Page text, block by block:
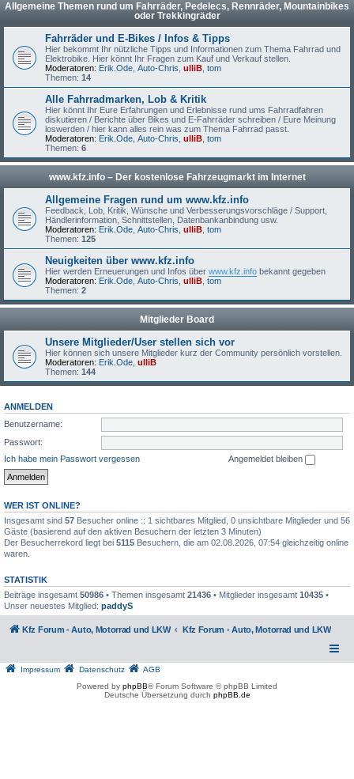
Allgemeine Themen rund um Fahrräder, Pedelecs, Rennräder, Mountainbikes
oder Trekkingräder
Fahrräder und E-Bikes / Infos & Tipps
Hier bekommt Ihr nützliche Tipps und Informationen zum Thema Fahrrad und
Elektrobike. Hier könnt Ihr Fragen zum Kauf und Verkauf stellen.
Moderatoren: Erik.Ode Auto-Chris ulliB tom
Themen: 14
Alle Fahrradmarken, Lob & Kritik
Hier könnt Ihr Eure Erfahrungen und Erlebnisse rund ums Fahrradfahren
diskutieren / Berichte über Bikes und E-Fahrräder schreiben / Eure Meinung
loswerden / hier kann alles rein was zum Thema Fahrrad passt.
Moderatoren: Erik.Ode Auto-Chris ulliB tom
Themen: 6
www.kfz.info – Der kostenlose Fahrzeugmarkt im Internet
Allgemeine Fragen rund um www.kfz.info
Feedback, Lob, Kritik, Wünsche und Verbesserungsvorschläge / Support,
Händlerinformation, Schnittstellen, Datenbankanbindung usw.
Moderatoren: Erik.Ode Auto-Chris ulliB tom
Themen: 125
Neuigkeiten über www.kfz.info
Hier werden Erneuerungen und Infos über www.kfz.info bekannt gegeben
Moderatoren: Erik.Ode Auto-Chris ulliB tom
Themen: 2
Mitglieder Board
Unsere Mitglieder/User stellen sich vor
Hier können sich unsere Mitglieder kurz der Community persönlich vorstellen.
Moderatoren: Erik.Ode ulliB
Themen: 144
ANMELDEN
Benutzername:
Passwort:
Ich habe mein Passwort vergessen
Angemeldet bleiben
WER IST ONLINE?
Insgesamt sind 57 Besucher online :: 1 sichtbares Mitglied, 0 unsichtbare Mitglieder und 56
Gäste (basierend auf den aktiven Besuchern der letzten 3 Minuten)
Der Besucherrekord liegt bei 5115 Besuchern, die am 02.08.2026, 07:54 gleichzeitig online
waren.
STATISTIK
Beiträge insgesamt 50986 • Themen insgesamt 21436 • Mitglieder insgesamt 10435 •
Unser neuestes Mitglied: paddyS
Kfz Forum - Auto, Motorrad und LKW Kfz Forum - Auto, Motorrad und LKW
Impressum Datenschutz
AGB
Powered by phpBB® Forum Software © phpBB Limited
Deutsche Übersetzung durch phpBB.de